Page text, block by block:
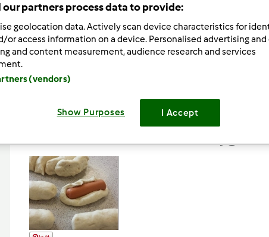
our partners process data to provide:
geolocation data. Actively scan device characteristics for
or access information on a device. Personalised advertising
and content measurement, audience research and services
(vendors)
Show Purposes I Accept